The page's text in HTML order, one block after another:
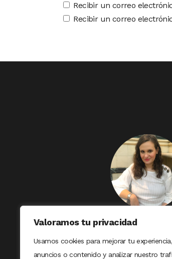
Valoramos tu privacidad
Usamos cookies para mejorar tu
anuncios o contenido y analizar nuestro
Recibir un correo
Recibir un correo